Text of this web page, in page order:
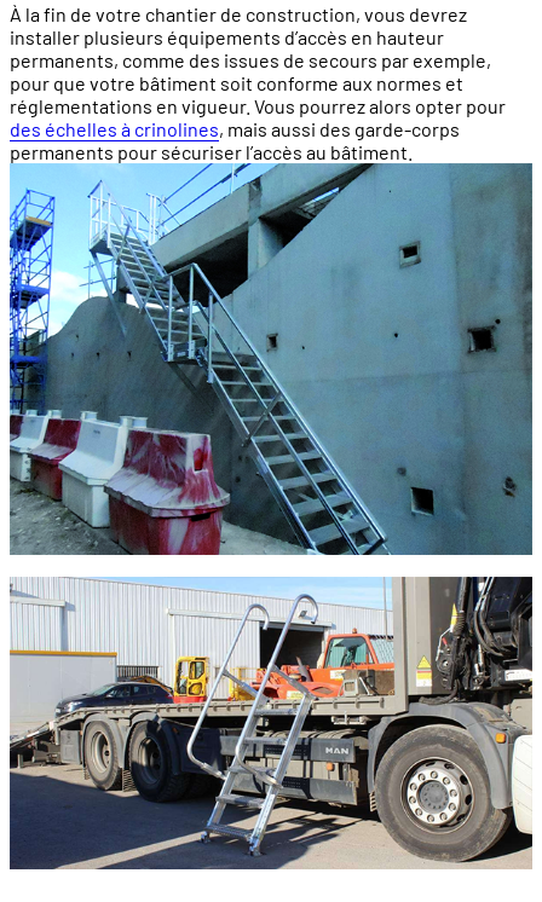
À la fin de votre chantier de construction, vous devrez
installer plusieurs équipements d’accès en hauteur
permanents, comme des issues de secours par exemple,
pour que votre bâtiment soit conforme aux normes et
réglementations en vigueur. Vous pourrez alors opter pour
des échelles à crinolines, mais aussi des garde-corps
permanents pour sécuriser l’accès au bâtiment.